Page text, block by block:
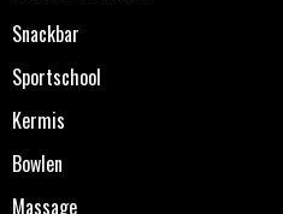
Snackbar
Sportschool
Kermis
Bowlen
Massage